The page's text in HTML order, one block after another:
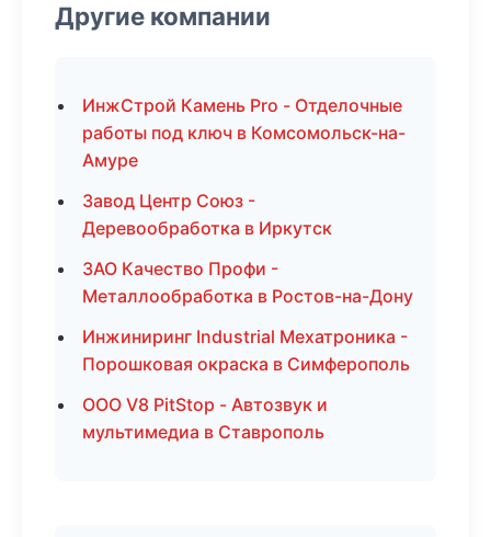
Другие компании
ИнжСтрой Камень Pro - Отделочные
работы под ключ в Комсомольск-на-
Амуре
Завод Центр Союз -
Деревообработка в Иркутск
ЗАО Качество Профи -
Металлообработка в Ростов-на-Дону
Инжиниринг Industrial Мехатроника -
Порошковая окраска в Симферополь
ООО V8 PitStop - Автозвук и
мультимедиа в Ставрополь